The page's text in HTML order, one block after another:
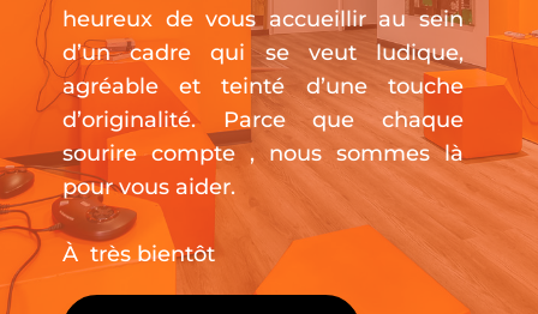
heureux de vous accueillir au sein
d’un cadre qui se veut ludique,
agréable et teinté d’une touche
d’originalité. Parce que chaque
sourire compte , nous sommes là
pour vous aider.
À très bientôt